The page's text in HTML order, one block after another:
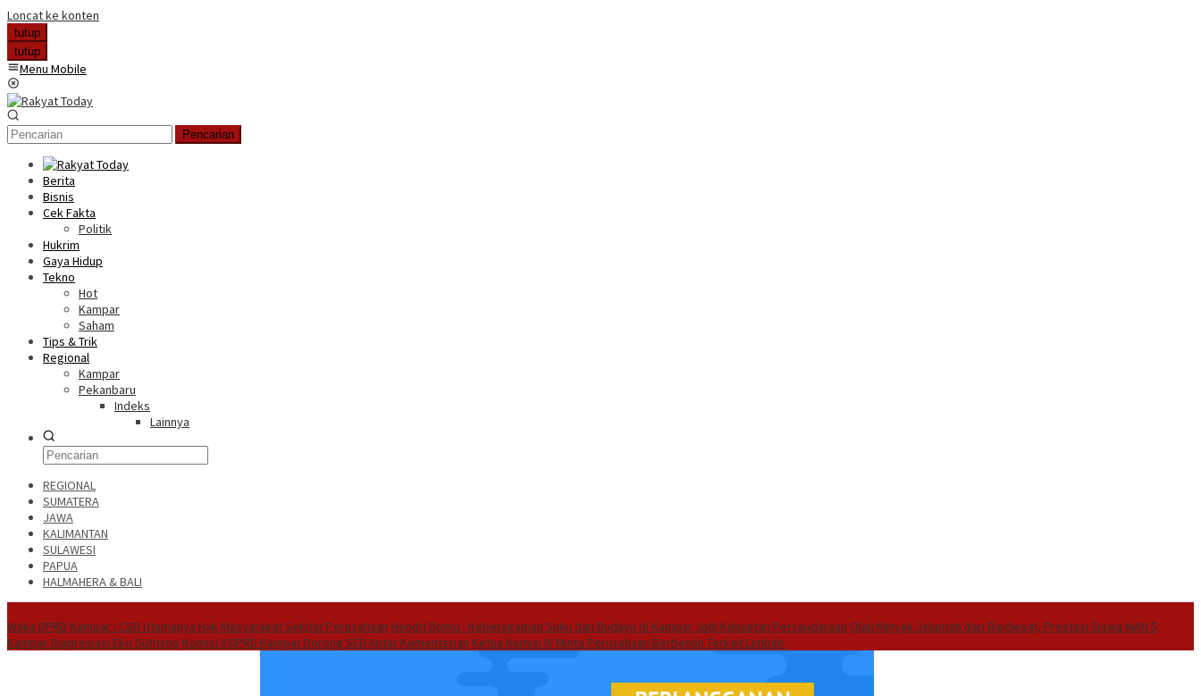
Loncat ke konten
tutup
tutup
Menu Mobile
Pencarian
Berita
Bisnis
Cek Fakta
Politik
Hukrim
Gaya Hidup
Tekno
Hot
Kampar
Saham
Tips & Trik
Regional
Kampar
Pekanbaru
Indeks
Lainnya
REGIONAL
SUMATERA
JAWA
KALIMANTAN
SULAWESI
PAPUA
HALMAHERA & BALI
Waka DPRD Kampar : CSR Utamanya Hak Masyarakat Sekitar Perusahaan Hendri Domo : Keberagaman Suku dan Budaya di Kampar Jadi Kekuatan Persaudaraan Olah Minyak Jelantah dari Biodiesel, Prestasi Siswa MAN 5
Kampar Diapresiasi Eko Sutrisno Komisi II DPRD Kampar Dorong SEB Antar Kementerian Ketua Komisi IV Minta Perusahaan Berbenah Terkait Limbah